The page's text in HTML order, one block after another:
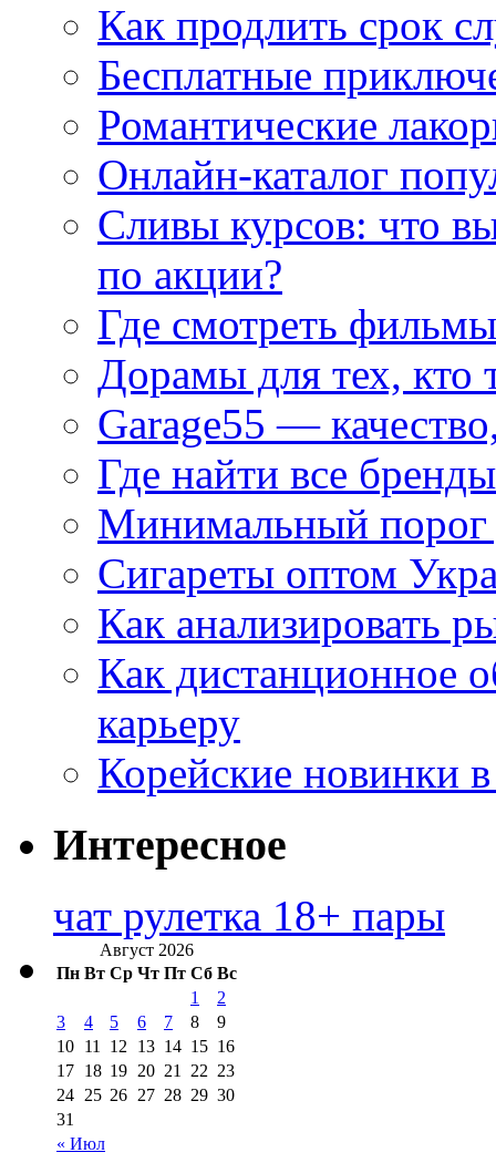
Как продлить срок
Бесплатные
Романтические
Онлайн-каталог
Сливы курсов: что
по акции?
Где смотреть
Дорамы для тех, кто
Garage55 —
Где найти все
Минимальный порог
Сигареты оптом
Как анализировать
Как дистанционное
карьеру
Корейские новинки
Интересное
чат рулетка 18+ пары
Август 2026
Пн Вт Ср Чт Пт Сб Вс
« Июл
1
2
3
4 5 6 7 8
9
10 11 12 13 14 15 16
17 18 19 20 21 22 23
24 25 26 27 28 29 30
31